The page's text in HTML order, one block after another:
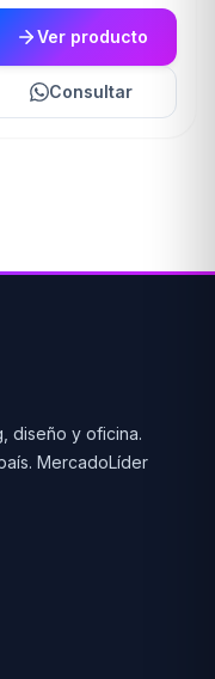
Ver producto
Consultar
diseño y oficina.
MercadoLíder